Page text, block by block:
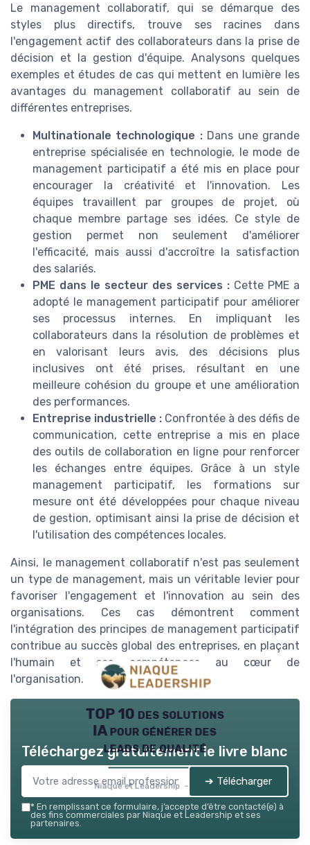
Le management collaboratif, qui se démarque des
styles plus directifs, trouve ses racines dans
l'engagement actif des collaborateurs dans la prise de
décision et la gestion d'équipe. Analysons quelques
exemples et études de cas qui mettent en lumière les
avantages du management collaboratif au sein de
différentes entreprises.
Multinationale technologique : Dans une grande
entreprise spécialisée en technologie, le mode de
management participatif a été mis en place pour
encourager la créativité et l'innovation. Les
équipes travaillent par groupes de projet, où
chaque membre partage ses idées. Ce style de
gestion permet non seulement d'améliorer
l'efficacité, mais aussi d'accroître la satisfaction
des salariés.
PME dans le secteur des services : Cette PME a
adopté le management participatif pour améliorer
ses processus internes. En impliquant les
collaborateurs dans la résolution de problèmes et
en valorisant leurs avis, des décisions plus
inclusives ont été prises, résultant en une
meilleure cohésion du groupe et une amélioration
des performances.
Entreprise industrielle : Confrontée à des défis de
communication, cette entreprise a mis en place
des outils de collaboration en ligne pour renforcer
les échanges entre équipes. Grâce à un style
management participatif, les formations sur
mesure ont été développées pour chaque niveau
de gestion, optimisant ainsi la prise de décision et
l'utilisation des compétences locales.
Ainsi, le management collaboratif n'est pas seulement
un type de management, mais un véritable levier pour
favoriser l'engagement et l'innovation au sein des
organisations. Ces cas démontrent comment
l'intégration des principes de management participatif
contribue au succès global des entreprises, en plaçant
l'humain et ses compétences au cœur de
l'organisation.
TOP 10 des solutions
IA pour générer des
leads de qualité
Niaque et Leadership — 2026
Téléchargez gratuitement le livre blanc
➔ Télécharger
* En remplissant ce formulaire, j’accepte d’être contacté(e) à
des fins commerciales par Niaque et Leadership et ses
partenaires.